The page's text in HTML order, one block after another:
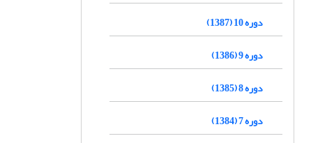
دوره 10 (1387)
دوره 9 (1386)
دوره 8 (1385)
دوره 7 (1384)